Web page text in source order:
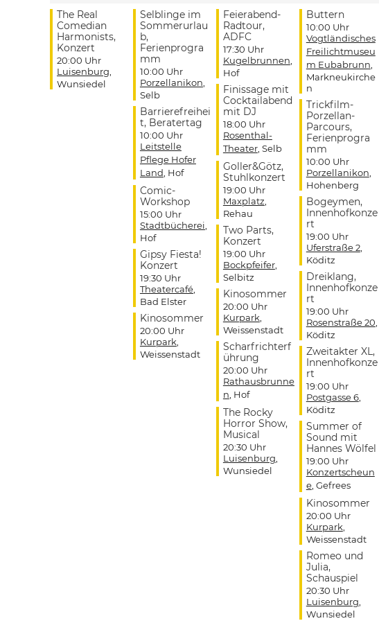
The Real
Comedian
Harmonists,
Konzert
20:00 Uhr
Luisenburg
Wunsiedel
Selblinge im
Sommerurlau
b,
Ferienprogra
mm
10:00 Uhr
Porzellanikon
Selb
Barrierefreihei
t, Beratertag
10:00 Uhr
Leitstelle
Pflege Hofer
Land , Hof
Comic-
Workshop
15:00 Uhr
Stadtbücherei
Hof
Gipsy Fiesta!
Konzert
19:30 Uhr
Theatercafé,
Bad Elster
Kinosommer
20:00 Uhr
Kurpark
Weissenstadt
Feierabend-
Radtour,
ADFC
17:30 Uhr
Kugelbrunnen
Hof
Finissage mit
Cocktailabend
mit DJ
18:00 Uhr
Rosenthal-
Theater, Selb
Goller&Götz,
Stuhlkonzert
19:00 Uhr
Maxplatz
Rehau
Two Parts,
Konzert
19:00 Uhr
Bockpfeifer,
Selbitz
Kinosommer
20:00 Uhr
Kurpark
Weissenstadt
Scharfrichterf
ührung
20:00 Uhr
Rathausbrunne
n , Hof
The Rocky
Horror Show,
Musical
20:30 Uhr
Luisenburg
Wunsiedel
Buttern
10:00 Uhr
Vogtländisches
Freilichtmuseu
m Eubabrunn
Markneukirche
n
Trickfilm-
Porzellan-
Parcours,
Ferienprogra
mm
10:00 Uhr
Porzellanikon
Hohenberg
Bogeymen,
Innenhofkonze
rt
19:00 Uhr
Uferstraße 2,
Köditz
Dreiklang,
Innenhofkonze
rt
19:00 Uhr
Rosenstraße 20
Köditz
Zweitakter XL,
Innenhofkonze
rt
19:00 Uhr
Postgasse 6,
Köditz
Summer of
Sound mit
Hannes Wölfel
19:00 Uhr
Konzertscheun
e, Gefrees
Kinosommer
20:00 Uhr
Kurpark
Weissenstadt
Romeo und
Julia,
Schauspiel
20:30 Uhr
Luisenburg
Wunsiedel